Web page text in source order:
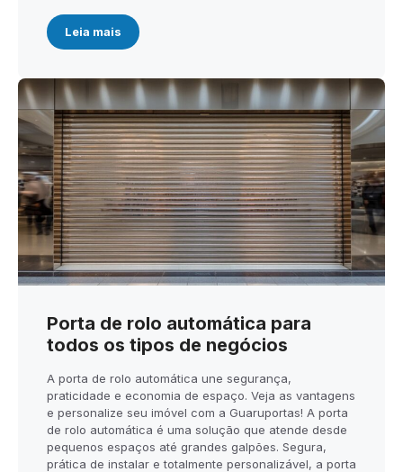
Leia mais
Porta de rolo automática para
todos os tipos de negócios
A porta de rolo automática une segurança,
praticidade e economia de espaço. Veja as vantagens
e personalize seu imóvel com a Guaruportas! A porta
de rolo automática é uma solução que atende desde
pequenos espaços até grandes galpões. Segura,
prática de instalar e totalmente personalizável, a porta